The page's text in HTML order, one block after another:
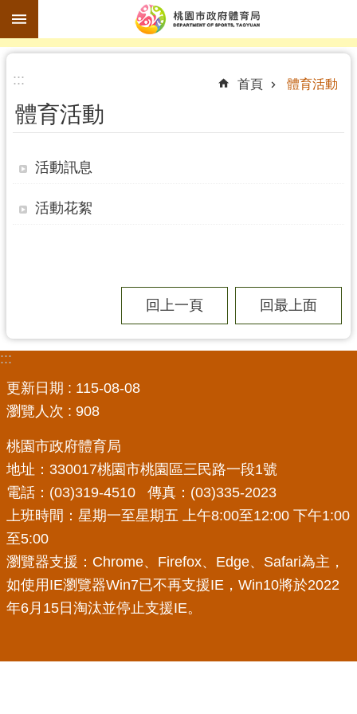
跳到主要內容區塊
進
搜
尋
訊
體
育
機
通
訊
錄
場
館
介
紹
體
動
::: 首頁 體育活動
體育活動
活動訊息
活動花絮
回上一頁 回最上面
:::
更新日期
115-08-08
瀏覽人次
908
桃園市政府體育局
地址：330017桃園市桃園區三民路一段1號
電話：(03)319-4510 傳真：(03)335-2023
上班時間：星期一至星期五 上午8:00至12:00 下午1:00
至5:00
瀏覽器支援：Chrome、Firefox、Edge、Safari為主，
如使用IE瀏覽器Win7已不再支援IE，Win10將於2022
年6月15日淘汰並停止支援IE。